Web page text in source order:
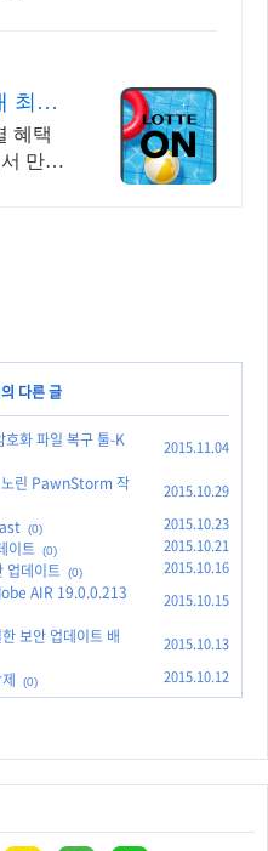
최대
혜택
만나
다른 글
화 파일 복구 툴-K
2015.11.04
노린 PawnStorm 작
2015.10.29
(0) 2015.10.23
이트 (0) 2015.10.21
업데이트 (0) 2015.10.16
AIR 19.0.0.213
2015.10.15
보안 업데이트 배
2015.10.13
(0) 2015.10.12